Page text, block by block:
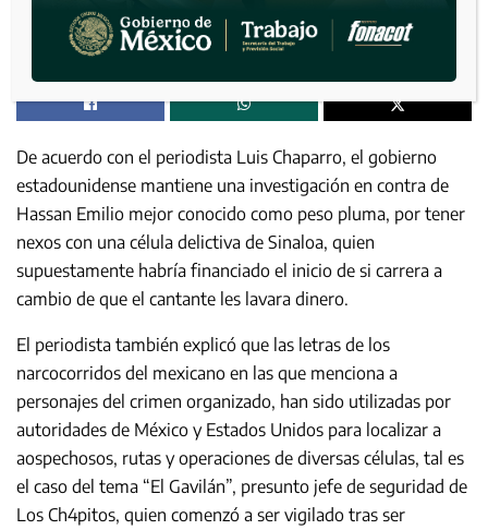
De acuerdo con el periodista Luis Chaparro, el gobierno
estadounidense mantiene una investigación en contra de
Hassan Emilio mejor conocido como peso pluma, por tener
nexos con una célula delictiva de Sinaloa, quien
supuestamente habría financiado el inicio de si carrera a
cambio de que el cantante les lavara dinero.
El periodista también explicó que las letras de los
narcocorridos del mexicano en las que menciona a
personajes del crimen organizado, han sido utilizadas por
autoridades de México y Estados Unidos para localizar a
aospechosos, rutas y operaciones de diversas células, tal es
el caso del tema “El Gavilán”, presunto jefe de seguridad de
Los Ch4pitos, quien comenzó a ser vigilado tras ser